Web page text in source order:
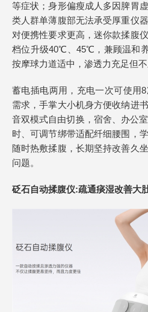
等症状；身形偏瘦成人多因脾胃
类人群单薄腹部无法承受厚重仪
对便携性要求更高，迷你款揉腹
档位升级40℃、45℃，兼顾温和
按摩球力道适中，渗透力充足但不
蓄电插电两用，充电一次可使用
需求，手掌大小机身方便收纳进
音双模式自由切换，宿舍、办公
时、可调节绑带适配纤细腰围，
随时热敷揉腹，长期坚持改善久
问题。
砭石自动揉腹仪:疏通痰湿改善大